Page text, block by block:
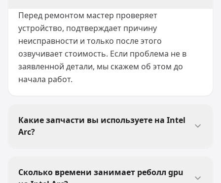
Перед ремонтом мастер проверяет
устройство, подтверждает причину
неисправности и только после этого
озвучивает стоимость. Если проблема не в
заявленной детали, мы скажем об этом до
начала работ.
Какие запчасти вы используете на Intel
Arc?
Сколько времени занимает реболл gpu